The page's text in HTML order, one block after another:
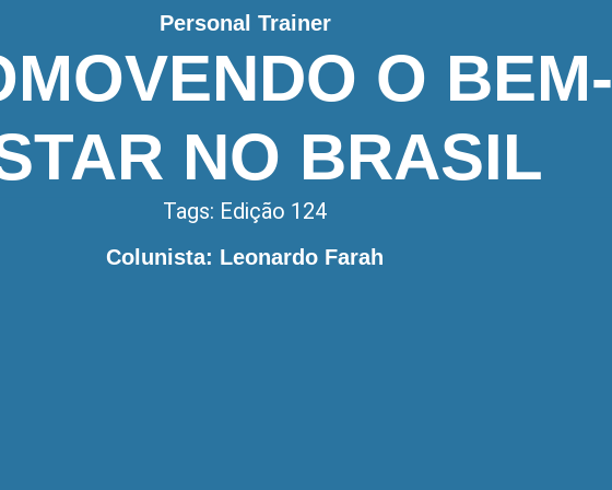
Personal Trainer
O BEM-
NO BRASIL
Tags: Edição 124
Colunista: Leonardo Farah